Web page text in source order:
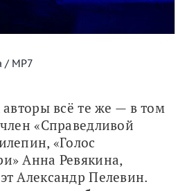
/ МР7
всё те же — в том
«Справедливой
«Голос
Анна Ревякина,
Александр Пелевин.